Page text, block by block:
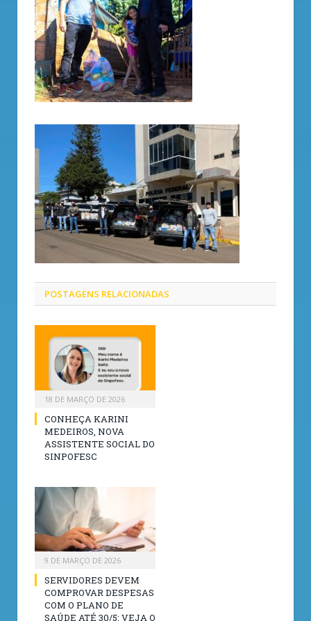
POSTAGENS RELACIONADAS
18 DE MARÇO DE 2026
CONHEÇA KARINI
MEDEIROS, NOVA
ASSISTENTE SOCIAL DO
SINPOFESC
9 DE MARÇO DE 2026
SERVIDORES DEVEM
COMPROVAR DESPESAS
COM O PLANO DE
SAÚDE ATÉ 30/5: VEJA O